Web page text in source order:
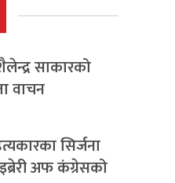
साकारको
वाचन
सिर्जना
अफ कंग्रेसको